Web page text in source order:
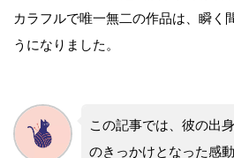
カラフルで唯一無二の作品は、瞬く
うになりました。
この記事では、彼の出
のきっかけとなった感